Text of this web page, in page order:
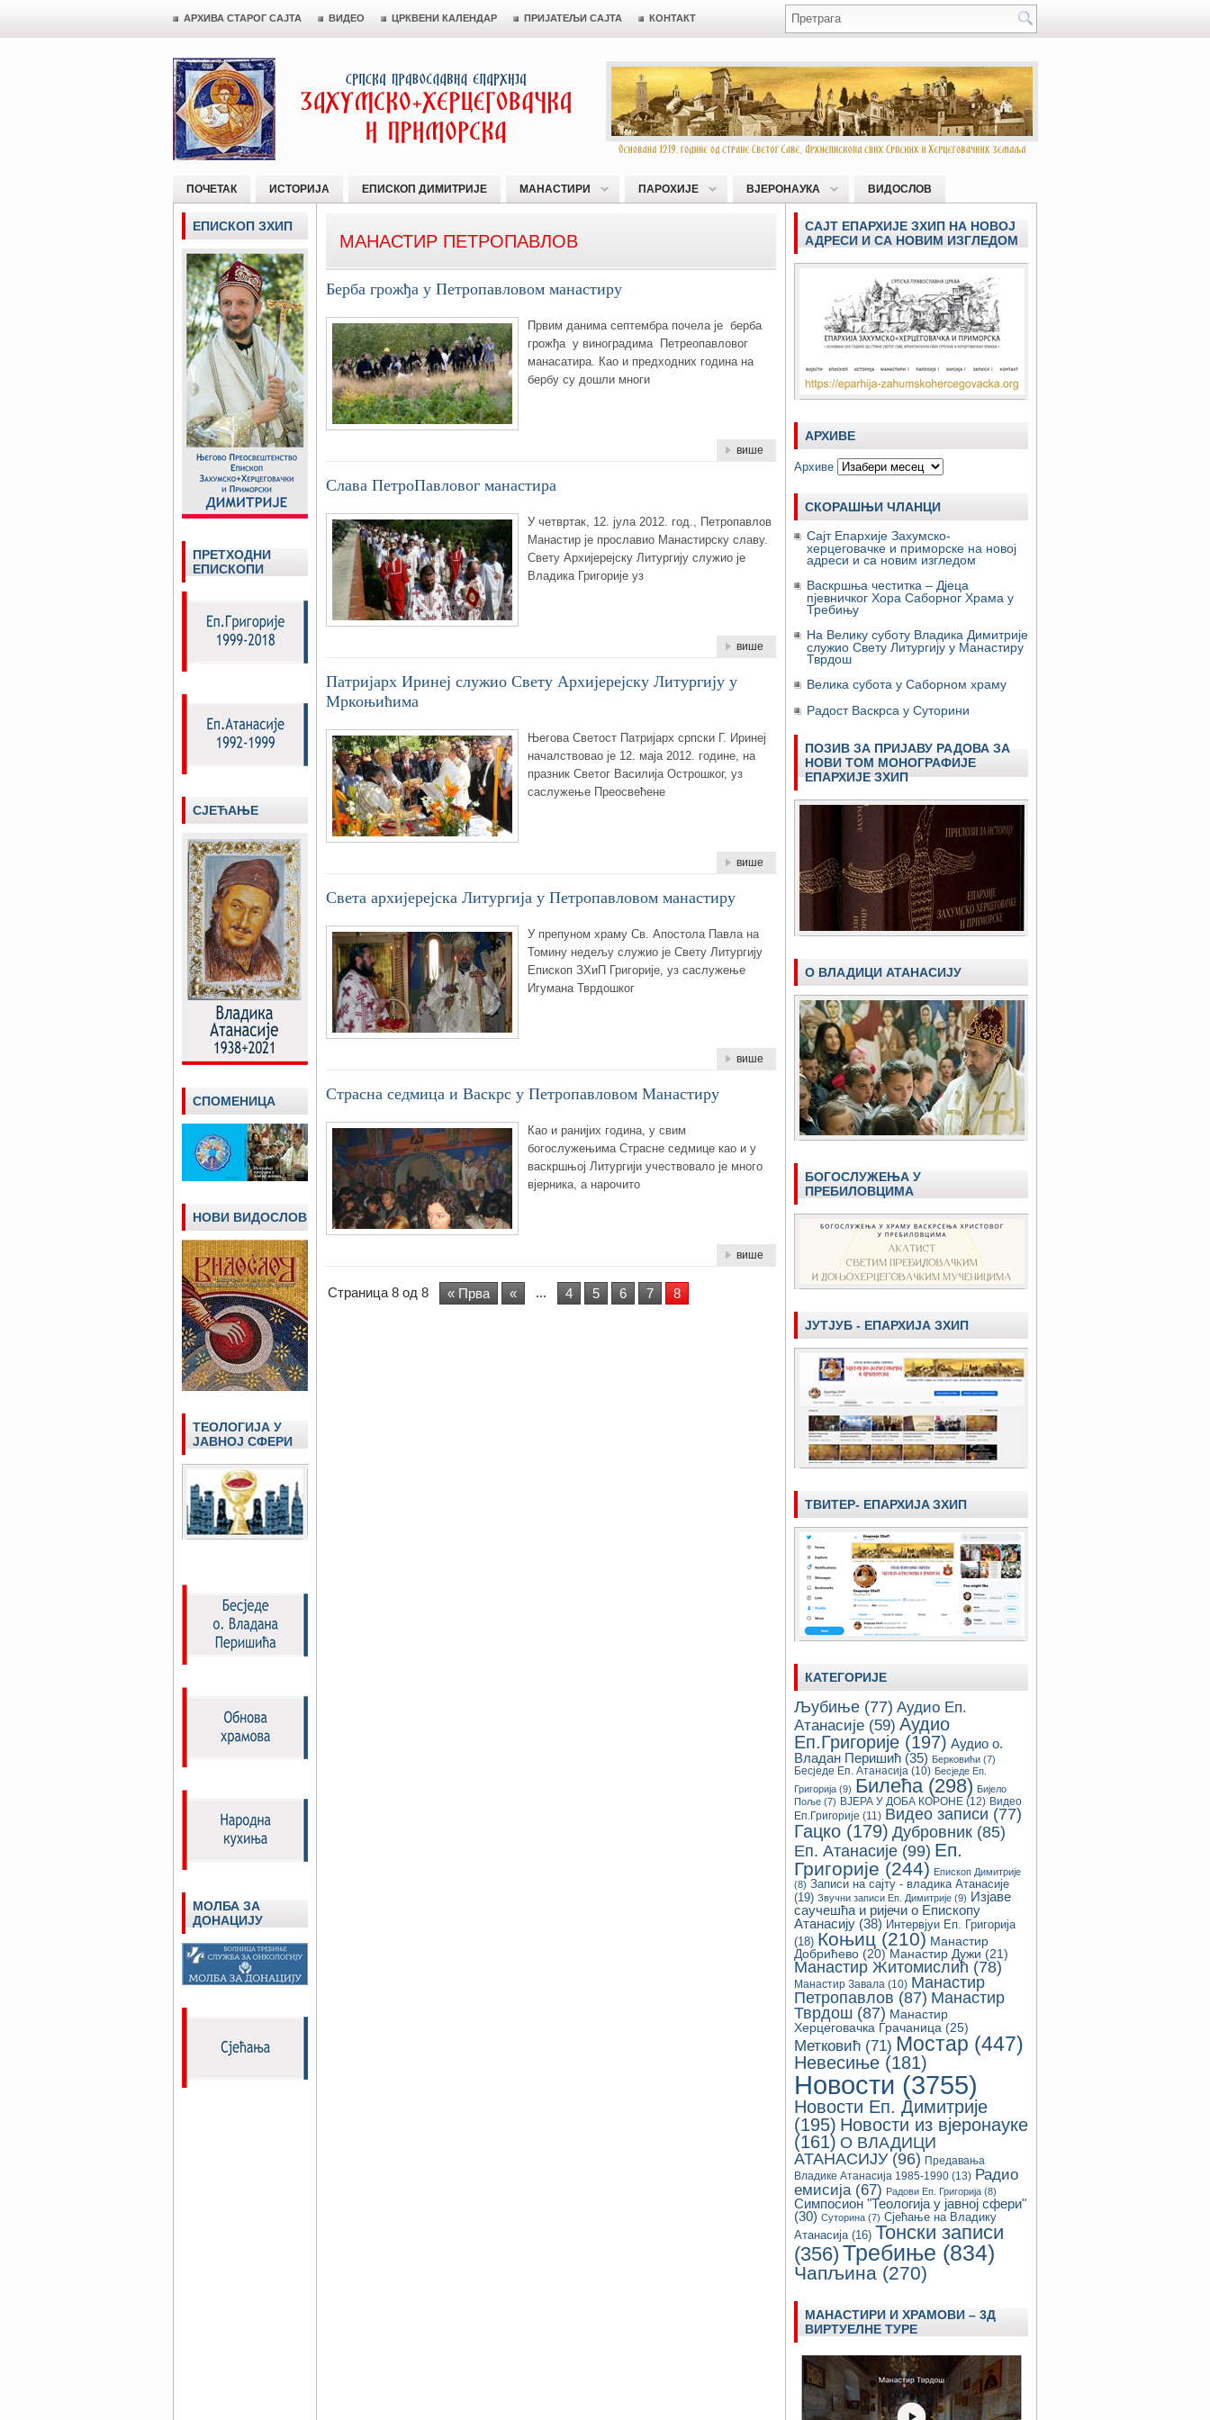
АРХИВА СТАРОГ САЈТА ВИДЕО ЦРКВЕНИ КАЛЕНДАР ПРИЈАТЕЉИ САЈТА КОНТАКТ
ПОЧЕТАК ИСТОРИЈА ЕПИСКОП ДИМИТРИЈЕ МАНАСТИРИ ПАРОХИЈЕ ВЈЕРОНАУКА ВИДОСЛОВ
МАНАСТИР ПЕТРОПАВЛОВ
Берба грожђа у Петропавловом манастиру
Првим данима септембра почела је берба
грожђа у виноградима Петреопавловог
манасатирa. Као и предходних година на
бербу су дошли многи
више
Слава ПетроПавловог манастира
У четвртак, 12. јула 2012. год., Петропавлов
Манастир је прославио Манастирску славу.
Свету Архијерејску Литургију служио је
Владика Григорије уз
више
Патријарх Иринеј служио Свету Архијерејску Литургију у
Мркоњићима
Његова Светост Патријарх српски Г. Иринеј
началствовао је 12. маја 2012. године, на
празник Светог Василија Острошког, уз
саслужење Преосвећене
више
Света архијерејска Литургија у Петропавловом манастиру
У препуном храму Св. Апостола Павла на
Томину недељу служио је Свету Литургију
Епископ ЗХиП Григорије, уз саслужење
Игумана Тврдошког
више
Страсна седмица и Васкрс у Петропавловом Манастиру
Као и ранијих година, у свим
богослужењима Страсне седмице као и у
васкршњој Литургији учествовало је много
вјерника, а нарочито
више
Страница 8 од 8 « Прва « ... 4 5 6 7 8
ЕПИСКОП ЗХИП
ПРЕТХОДНИ
ЕПИСКОПИ
СЈЕЋАЊЕ
СПОМЕНИЦА
НОВИ ВИДОСЛОВ
ТЕОЛОГИЈА У
ЈАВНОЈ СФЕРИ
МОЛБА ЗА
ДОНАЦИЈУ
САЈТ ЕПАРХИЈЕ ЗХИП НА НОВОЈ
АДРЕСИ И СА НОВИМ ИЗГЛЕДОМ
АРХИВЕ
Архиве
СКОРАШЊИ ЧЛАНЦИ
Сајт Епархије Захумско-
херцеговачке и приморске на новој
адреси и са новим изгледом
Васкршња честитка – Дјеца
пјевничког Хора Саборног Храма у
Требињу
На Велику суботу Владика Димитрије
служио Свету Литургију у Манастиру
Тврдош
Велика субота у Саборном храму
Радост Васкрса у Суторини
ПОЗИВ ЗА ПРИЈАВУ РАДОВА ЗА
НОВИ ТОМ МОНОГРАФИЈЕ
ЕПАРХИЈЕ ЗХИП
О ВЛАДИЦИ АТАНАСИЈУ
БОГОСЛУЖЕЊА У
ПРЕБИЛОВЦИМА
ЈУТЈУБ - ЕПАРХИЈА ЗХИП
ТВИТЕР- ЕПАРХИЈA ЗХИП
КАТЕГОРИЈЕ
Љубиње (77) Аудио Еп.
Атанасије (59) Аудио
Еп.Григорије (197) Аудио о.
Владан Перишић (35) Берковићи (7)
Бесједе Еп. Атанасија (10) Бесједе Еп.
Григорија (9) Билећа(298) Бијело
Поље (7) ВЈЕРА У ДОБА КОРОНЕ (12) Видео
Еп.Григорије (11) Видео записи (77)
Гацко (179) Дубровник (85)
Еп. Атанасије (99) Еп.
Григорије (244) Епископ Димитрије
(8) Записи на сајту - владика Атанасије
(19) Звучни записи Еп. Димитрије (9) Изјаве
саучешћа и ријечи о Епископу
Атанасију (38) Интервјуи Еп. Григорија
(18) Коњиц (210) Манастир
Добрићево (20) Манастир Дужи (21)
Манастир Житомислић (78)
Манастир Завала (10) Манастир
Петропавлов (87) Манастир
Тврдош (87) Манастир
Херцеговачка Грачаница (25)
Метковић (71) Мостар (447)
Невесиње (181)
Новости (3755)
Новости Еп. Димитрије
(195) Новости из вјеронауке
(161) О ВЛАДИЦИ
АТАНАСИЈУ(96) Предавања
Владике Атанасија 1985-1990 (13) Радио
емисија(67) Радови Еп. Григорија (8)
Симпосион "Теологија у јавној сфери"
(30) Суторина (7) Сјећање на Владику
Атанасија(16) Тонски записи
(356) Требиње (834)
Чапљина (270)
МАНАСТИРИ И ХРАМОВИ – 3Д
ВИРТУЕЛНЕ ТУРЕ